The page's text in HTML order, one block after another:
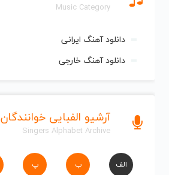
Music Category
دانلود آهنگ ایرانی
دانلود آهنگ خارجی
آرشیو الفبایی خوانندگان
Singers Alphabet Archive
الف ب پ